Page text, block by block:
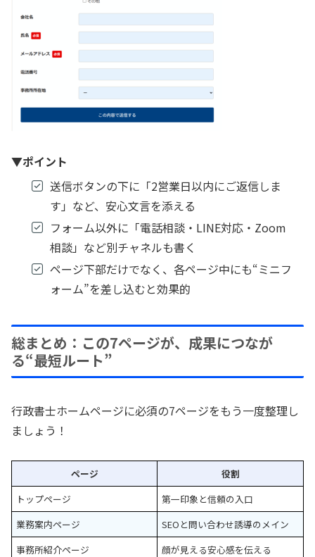
▼ポイント
送信ボタンの下に「2営業日以内にご返信しま
す」など、安心文言を添える
フォーム以外に「電話相談・LINE対応・Zoom
相談」など別チャネルも書く
ページ下部だけでなく、各ページ中にも“ミニフ
ォーム”を差し込むと効果的
総まとめ：この7ページが、成果につなが
る“最短ルート”
行政書士ホームページに必須の7ページをもう一度整理し
ましょう！
ページ
役割
トップページ
第一印象と信頼の入口
業務案内ページ
SEOと問い合わせ誘導のメイン
事務所紹介ページ
顔が見える安心感を伝える